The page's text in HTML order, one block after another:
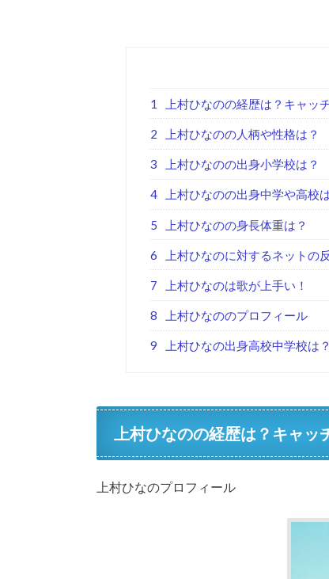
1 上村ひなのの経歴は？キャッ
2 上村ひなのの人柄や性格は？
3 上村ひなのの出身小学校は？
4 上村ひなのの出身中学や高校
5 上村ひなのの身長体重は？
6 上村ひなのに対するネットの
7 上村ひなのは歌が上手い！
8 上村ひなののプロフィール
9 上村ひなの出身高校中学校は
上村ひなのの経歴は？キャッ
上村ひなのプロフィール